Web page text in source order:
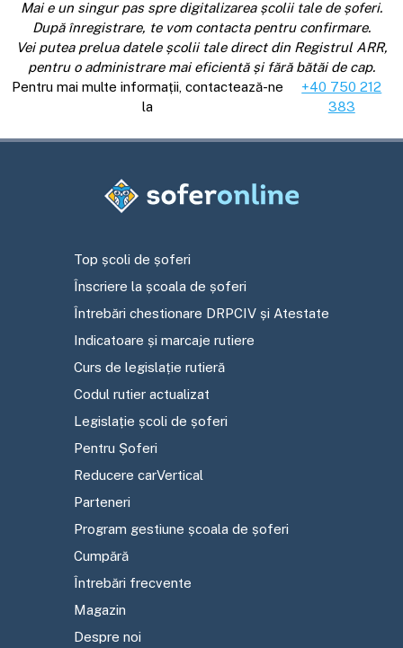
Mai e un singur pas spre digitalizarea școlii tale de șoferi.
După înregistrare, te vom contacta pentru confirmare.
Vei putea prelua datele școlii tale direct din Registrul ARR,
pentru o administrare mai eficientă și fără bătăi de cap.
Pentru mai multe informații, contactează-ne
la
+40 750 212
383
Top școli de șoferi
Înscriere la școala de șoferi
Întrebări chestionare DRPCIV și Atestate
Indicatoare și marcaje rutiere
Curs de legislație rutieră
Codul rutier actualizat
Legislație școli de șoferi
Pentru Șoferi
Reducere carVertical
Parteneri
Program gestiune școala de șoferi
Cumpără
Întrebări frecvente
Magazin
Despre noi